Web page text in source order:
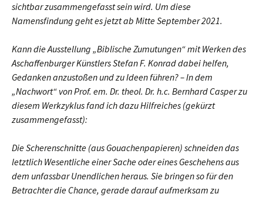
sichtbar zusammen­gefasst sein wird. Um diese
Namensfindung geht es jetzt ab Mitte September 2021.
Kann die Ausstellung „Biblische Zumutungen“ mit Werken des
Aschaffenburger Künstlers Stefan F. Konrad dabei helfen,
Gedanken anzustoßen und zu Ideen führen? – In dem
„Nachwort“ von Prof. em. Dr. theol. Dr. h.c. Bernhard Casper zu
diesem Werkzyklus fand ich dazu Hilfreiches (gekürzt
zusammengefasst):
Die Scherenschnitte (aus Gouachenpapieren) schneiden das
letztlich Wesentliche einer Sache oder eines Geschehens aus
dem unfassbar Unendlichen heraus. Sie bringen so für den
Betrachter die Chance, gerade darauf aufmerksam zu